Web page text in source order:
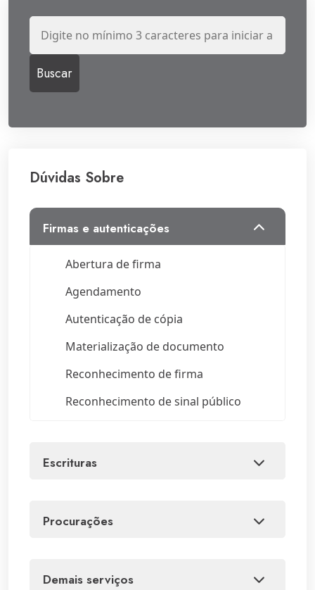
Dúvidas Sobre
firmas e autenticações
Abertura de firma
Agendamento
Autenticação de cópia
Materialização de documento
Reconhecimento de firma
Reconhecimento de sinal público
escrituras
procurações
demais serviços